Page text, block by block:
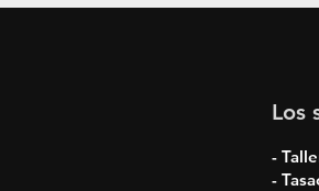
Los
-
-